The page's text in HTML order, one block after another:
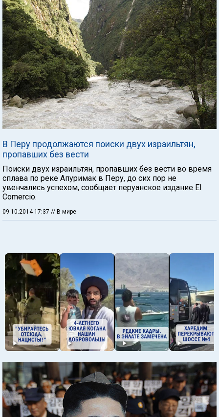
В Перу продолжаются поиски двух израильтян,
пропавших без вести
Поиски двух израильтян, пропавших без вести во время
сплава по реке Апуримак в Перу, до сих пор не
увенчались успехом, сообщает перуанское издание El
Comercio.
09.10.2014 17:37 // В мире